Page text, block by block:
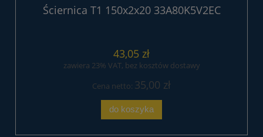
Ściernica T1 150x2x20 33A80K5V2EC
43,05 zł
zawiera 23% VAT, bez kosztów dostawy
Cena netto: 35,00 zł
do koszyka